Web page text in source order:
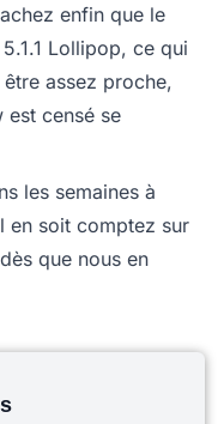
enfin que le
Lollipop, ce qui
assez proche,
est censé se
les semaines à
en soit comptez sur
que nous en